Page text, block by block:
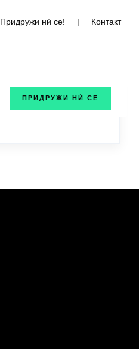
Придружи нѝ се! | Контакт
ПРИДРУЖИ НЍ СЕ